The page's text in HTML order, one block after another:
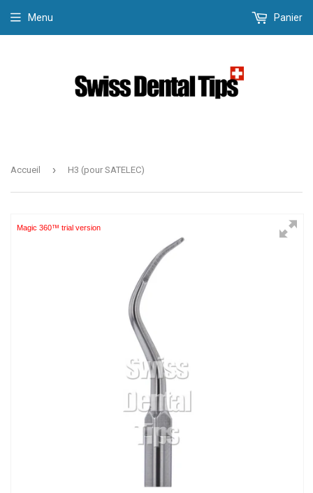
Menu Panier
Accueil › H3 (pour SATELEC)
Magic 360™ trial version